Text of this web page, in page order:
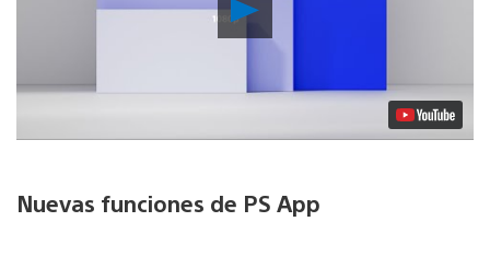
Nuevas funciones de PS App